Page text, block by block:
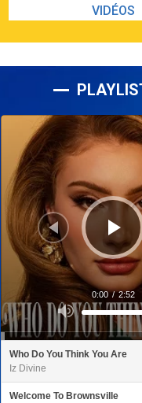
VIDÉOS
Lecteur
Utilisez
les
flèches
haut/bas
augmenter
le
volume.
0:00 / 2:52
Who Do You Think You Are
Iz Divine
Welcome To Brownsville